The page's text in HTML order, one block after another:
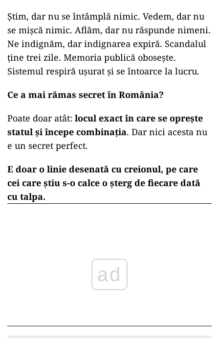
Știm, dar nu se întâmplă nimic. Vedem, dar nu
se mișcă nimic. Aflăm, dar nu răspunde nimeni.
Ne indignăm, dar indignarea expiră. Scandalul
ține trei zile. Memoria publică obosește.
Sistemul respiră ușurat și se întoarce la lucru.
Ce a mai rămas secret în România?
Poate doar atât: locul exact în care se oprește
statul și începe combinația. Dar nici acesta nu
e un secret perfect.
E doar o linie desenată cu creionul, pe care
cei care știu s-o calce o șterg de fiecare dată
cu talpa.
ad